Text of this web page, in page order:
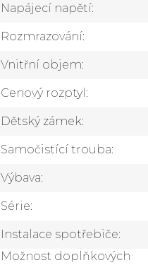
Napájecí napětí:
Rozmrazování:
Vnitřní objem:
Cenový rozptyl :
Dětský zámek:
Samočistící trouba:
Výbava:
Série:
Instalace spotřebiče:
Možnost doplňkových